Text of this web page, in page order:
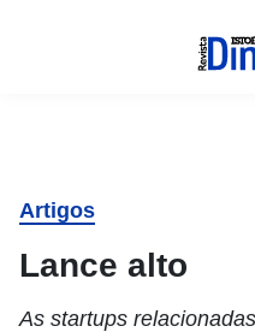
Artigos
Lance alto
As startups